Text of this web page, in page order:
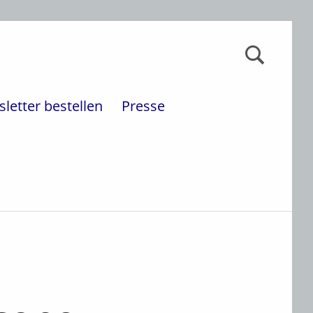
bestellen Presse